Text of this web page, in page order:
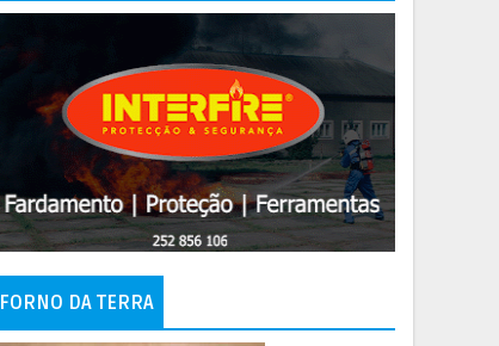
FORNO DA TERRA